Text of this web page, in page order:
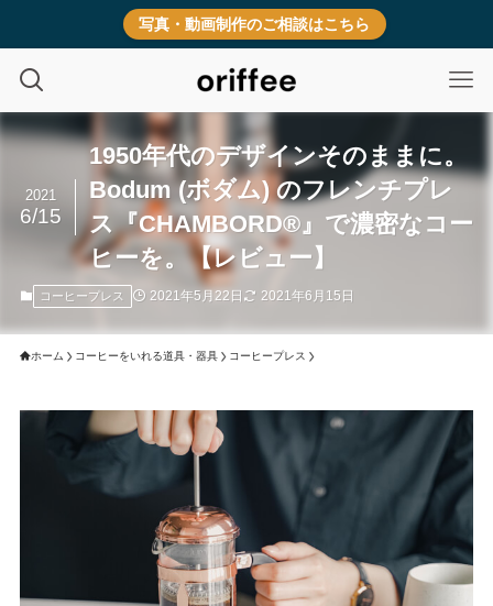
写真・動画制作のご相談はこちら
1950年代のデザインそのままに。
Bodum (ボダム) のフレンチプレ
ス『CHAMBORD®』で濃密なコー
ヒーを。【レビュー】
2021
6/15
コーヒープレス 2021年5月22日 2021年6月15日
ホーム コーヒーをいれる道具・器具 コーヒープレス